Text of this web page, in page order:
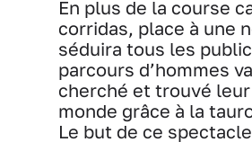
En plus de la course
corridas, place à une
séduira tous les
parcours d’hommes
cherché et trouvé
monde grâce à la
Le but de ce